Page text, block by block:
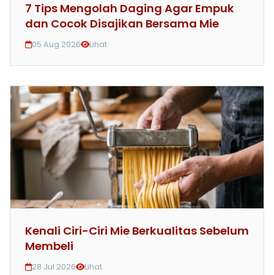
7 Tips Mengolah Daging Agar Empuk
dan Cocok Disajikan Bersama Mie
05 Aug 2026 Lihat
Kenali Ciri-Ciri Mie Berkualitas Sebelum
Membeli
28 Jul 2026 Lihat